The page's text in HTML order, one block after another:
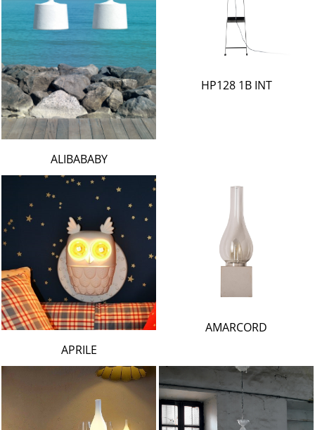
HP128 1B INT
ALIBABABY
AMARCORD
APRILE